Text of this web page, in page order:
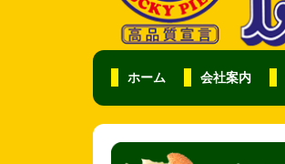
ホーム 会社案内